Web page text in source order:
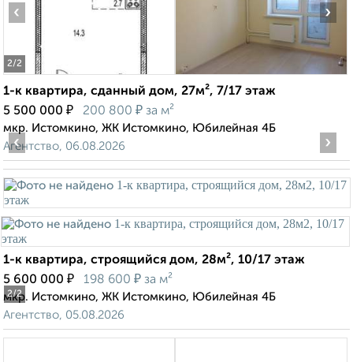
2/2
‹ ›
1-к квартира, сданный дом, 27м², 7/17 этаж
5 500 000 ₽ 200 800 ₽ за м²
мкр. Истомкино, ЖК Истомкино, Юбилейная 4Б
Агентство, 06.08.2026
2/2
‹ ›
1-к квартира, строящийся дом, 28м², 10/17 этаж
5 600 000 ₽ 198 600 ₽ за м²
мкр. Истомкино, ЖК Истомкино, Юбилейная 4Б
Агентство, 05.08.2026